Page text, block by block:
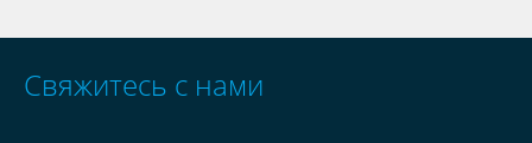
Свяжитесь с нами